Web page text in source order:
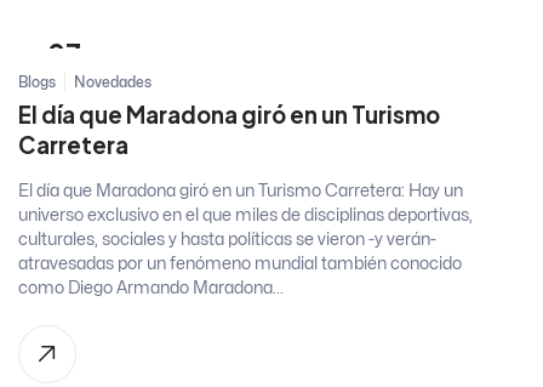
07
Sep, 2024
Blogs Novedades
El día que Maradona giró en un Turismo
Carretera
El día que Maradona giró en un Turismo Carretera: Hay un
universo exclusivo en el que miles de disciplinas deportivas,
culturales, sociales y hasta políticas se vieron -y verán-
atravesadas por un fenómeno mundial también conocido
como Diego Armando Maradona...